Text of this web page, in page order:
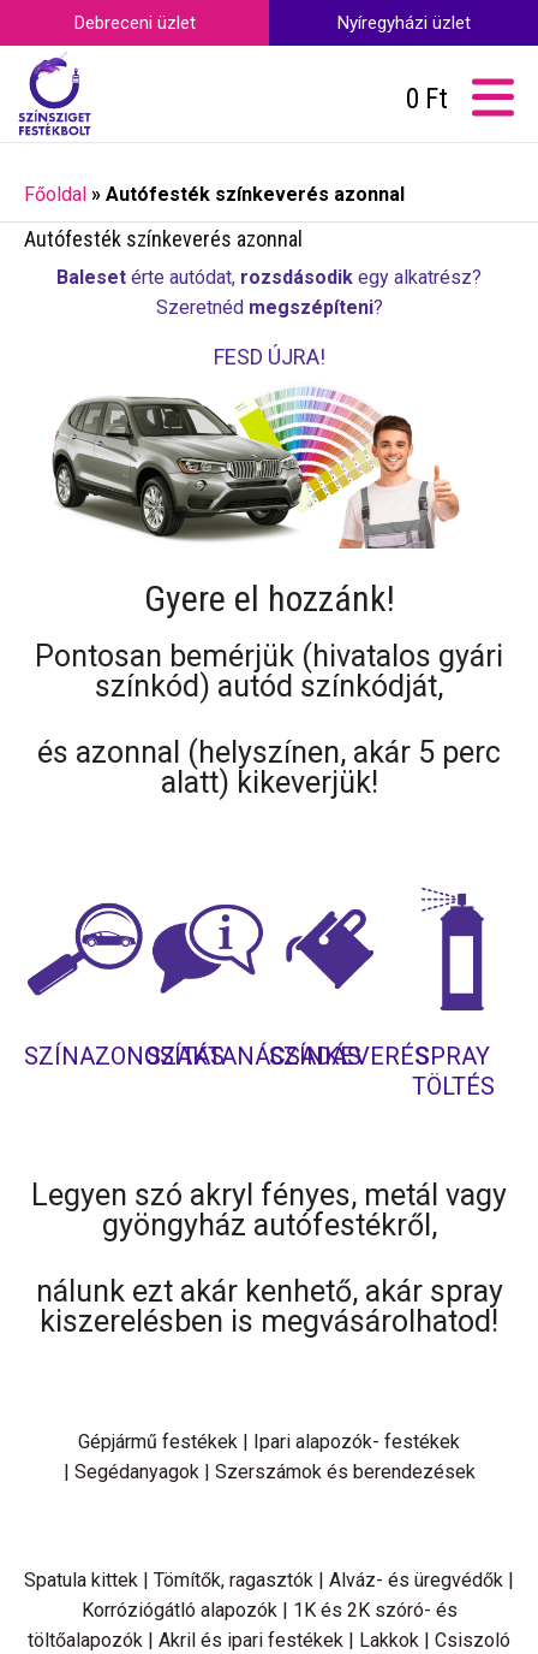
Debreceni üzlet Nyíregyházi üzlet
0 Ft
Főoldal » Autófesték színkeverés azonnal
Autófesték színkeverés azonnal
Baleset érte autódat, rozsdásodik egy alkatrész?
Szeretnéd megszépíteni?
FESD ÚJRA!
Gyere el hozzánk!
Pontosan bemérjük (hivatalos gyári
színkód) autód színkódját,
és azonnal (helyszínen, akár 5 perc
alatt) kikeverjük!
SZÍNAZONOSÍTÁSSZAKTANÁCSADÁS
SZÍNKEVERÉSSPRAY
TÖLTÉS
Legyen szó akryl fényes, metál vagy
gyöngyház autófestékről,
nálunk ezt akár kenhető, akár spray
kiszerelésben is megvásárolhatod!
Gépjármű festékek | Ipari alapozók- festékek
| Segédanyagok | Szerszámok és berendezések
Spatula kittek | Tömítők, ragasztók | Alváz- és üregvédők |
Korróziógátló alapozók | 1K és 2K szóró- és
töltőalapozók | Akril és ipari festékek | Lakkok | Csiszoló